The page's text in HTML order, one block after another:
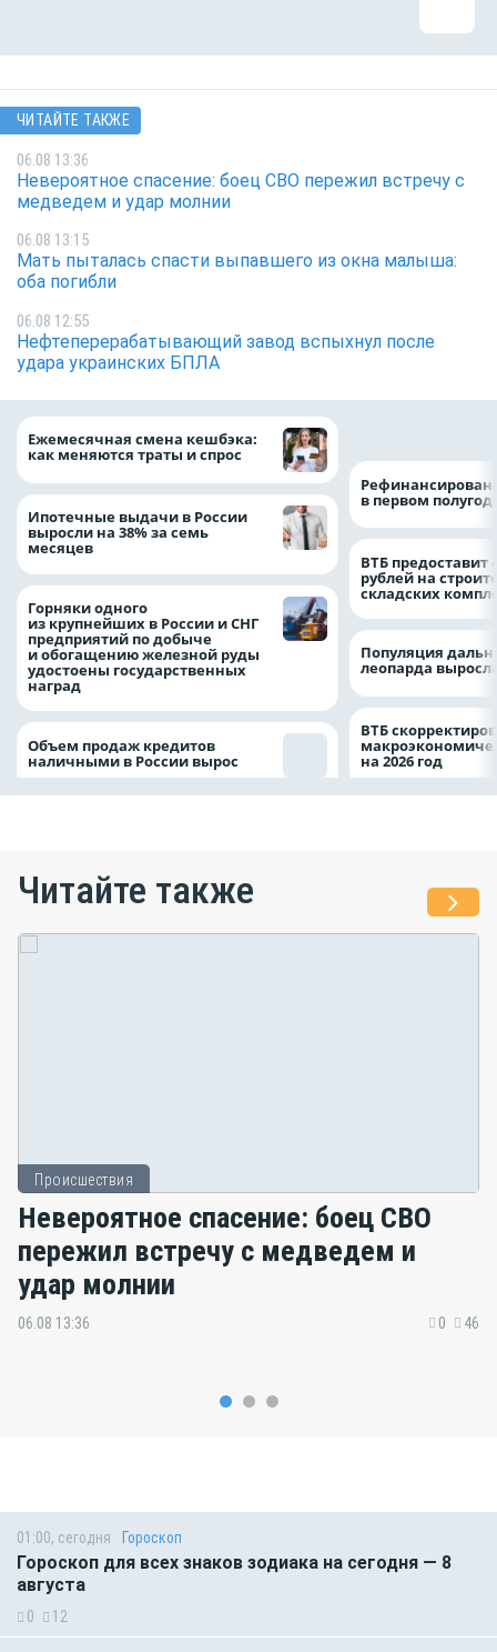
ЧИТАЙТЕ ТАКЖЕ
06.08 13:36
Невероятное спасение: боец СВО пережил встречу с
медведем и удар молнии
06.08 13:15
Мать пыталась спасти выпавшего из окна малыша:
оба погибли
06.08 12:55
Нефтеперерабатывающий завод вспыхнул после
удара украинских БПЛА
Ежемесячная смена кешбэка:
как меняются траты и спрос
Ипотечные выдачи в России
выросли на 38% за семь
месяцев
Горняки одного
из крупнейших в России и СНГ
предприятий по добыче
и обогащению железной руды
удостоены государственных
наград
Объем продаж кредитов
наличными в России вырос
в первом
ВТБ предоставит
рублей на
складских
Популяция
леопарда
ВТБ
на 2026 год
Читайте также
Происшествия
Невероятное спасение: боец СВО
пережил встречу с медведем и
удар молнии
06.08 13:36 0 46
01:00, сегодня Гороскоп
Гороскоп для всех знаков зодиака на сегодня — 8
августа
0 12